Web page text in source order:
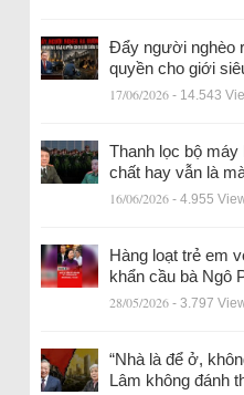
Đẩy người nghèo
quyền cho giới
17/06/2026 - 14.543
Thanh lọc bộ máy
chất hay vẫn là
16/06/2026 - 4.955
Hàng loạt trẻ em
khẩn cầu bà Ngô
28/05/2026 - 3.797
“Nhà là để ở,
Lâm không đánh